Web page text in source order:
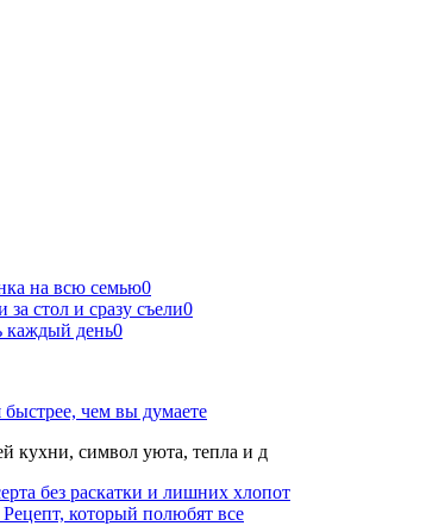
на всю семью0
стол и сразу съели0
каждый день0
чем вы думаете
кухни, символ уюта, тепла и д
без раскатки и лишних хлопот
который полюбят все